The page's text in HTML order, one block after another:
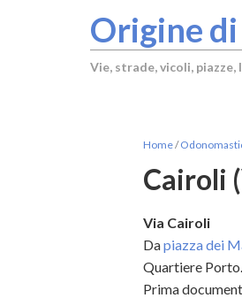
Origine
Vie, strade, vicoli, piazze,
Home/
Cairoli
Via Cairoli
Dapiazza dei
Quartiere Porto.
Prima